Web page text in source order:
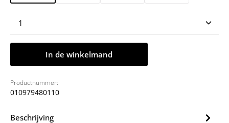
Producthoeveelheid: Voer de gewenste
In de winkelmand
Productnummer:
010979480110
Beschrijving